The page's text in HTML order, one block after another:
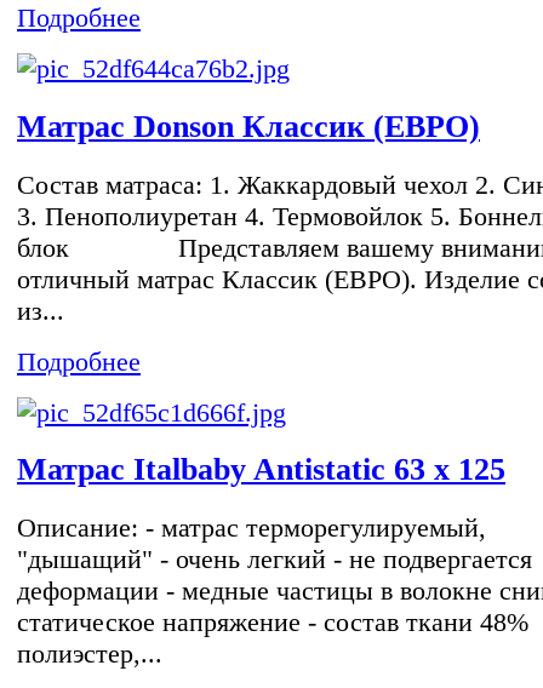
Подробнее
Матрас Donson Классик (ЕВРО)
Состав матраса: 1. Жаккардовый чехол 2.
3. Пенополиуретан 4. Термовойлок 5.
блок Представляем вашему
отличный матрас Классик (ЕВРО). Изделие
из...
Подробнее
Матрас Italbaby Antistatic 63 х 125
Описание: - матрас терморегулируемый,
"дышащий" - очень легкий - не подвергается
деформации - медные частицы в волокне
статическое напряжение - состав ткани 48%
полиэстер,...